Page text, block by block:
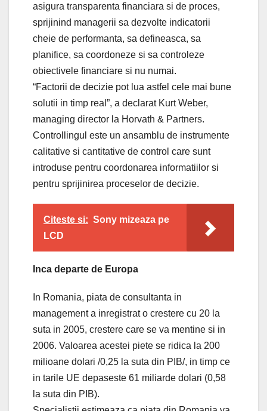
asigura transparenta financiara si de proces,
sprijinind managerii sa dezvolte indicatorii
cheie de performanta, sa defineasca, sa
planifice, sa coordoneze si sa controleze
obiectivele financiare si nu numai.
“Factorii de decizie pot lua astfel cele mai bune
solutii in timp real”, a declarat Kurt Weber,
managing director la Horvath & Partners.
Controllingul este un ansamblu de instrumente
calitative si cantitative de control care sunt
introduse pentru coordonarea informatiilor si
pentru sprijinirea proceselor de decizie.
Citeste si: Sony mizeaza pe
LCD
Inca departe de Europa
In Romania, piata de consultanta in
management a inregistrat o crestere cu 20 la
suta in 2005, crestere care se va mentine si in
2006. Valoarea acestei piete se ridica la 200
milioane dolari /0,25 la suta din PIB/, in timp ce
in tarile UE depaseste 61 miliarde dolari (0,58
la suta din PIB).